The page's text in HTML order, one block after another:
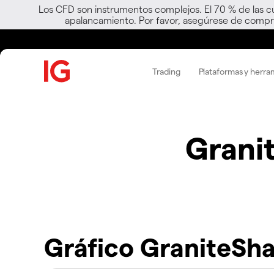
Los CFD son instrumentos complejos. El 70 % de
apalancamiento. Por favor, asegúrese de
Trading Plataformas y
Gráfico